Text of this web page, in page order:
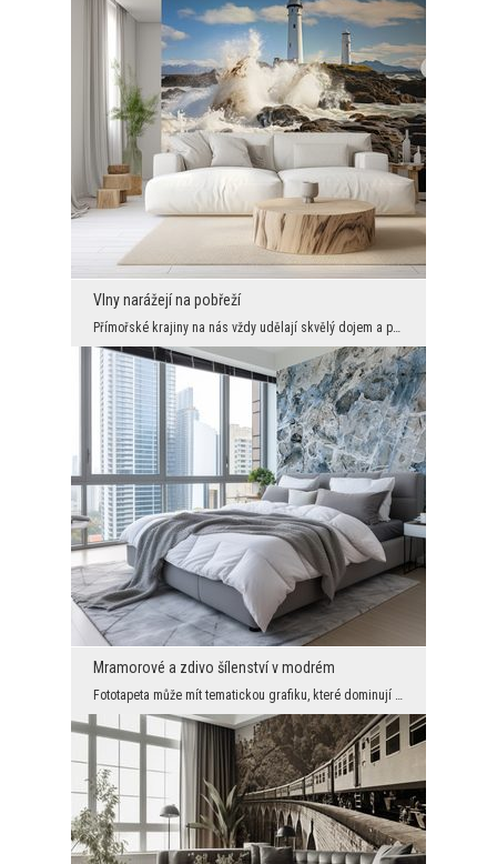
Vlny narážejí na pobřeží
Přímořské krajiny na nás vždy udělají skvělý dojem a příboj vypadá na fotkách vždy skvěle. Nabízí...
Mramorové a zdivo šílenství v modrém
Fototapeta může mít tematickou grafiku, které dominují konkrétní tvary, ale také může představova...